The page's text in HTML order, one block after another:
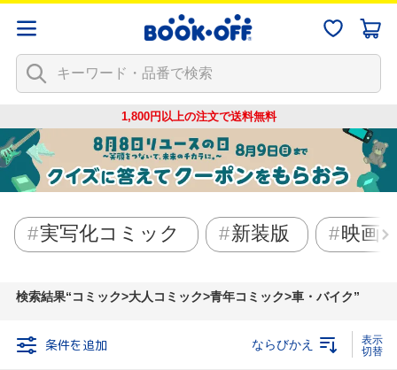
1,800円以上の注文で送料無料
実写化コミック 新装版 映画
検索結果 コミック>大人コミック>青年コミック>車・バイク
条件を追加 ならびかえ